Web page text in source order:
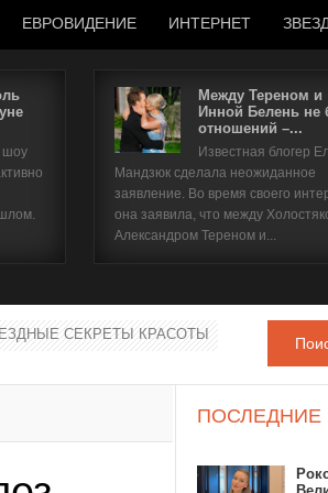
ЕВРОВИДЕНИЕ ИНТЕРНЕТ
шоу
Между Тереном и
Инной Белень не
отношений –...
Известная блогер
Мандзюк сделала неожиданное
заявление. Во время своего
она заявила, что между
Александром Тереном и...
СЕКРЕТЫ КРАСОТЫ
ПОСЛЕДНИЕ
Имя пользователя
Забыли имя пользователя?